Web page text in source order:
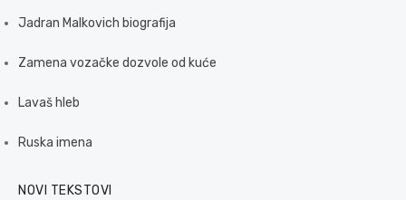
Jadran Malkovich biografija
Zamena vozačke dozvole od kuće
Lavaš hleb
Ruska imena
NOVI TEKSTOVI